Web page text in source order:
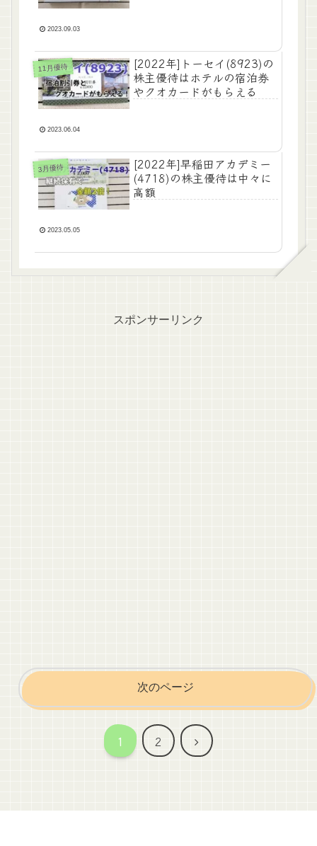
2023.09.03
11月優待
[2022年]トーセイ(8923)の
株主優待はホテルの宿泊券
やクオカードがもらえる
2023.06.04
3月優待
[2022年]早稲田アカデミー
(4718)の株主優待は中々に
高額
2023.05.05
スポンサーリンク
次のページ
1 2
次